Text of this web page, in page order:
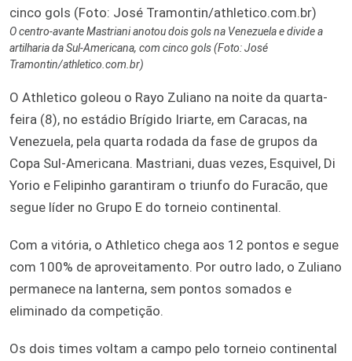
O centro-avante Mastriani anotou dois gols na Venezuela e divide a
artilharia da Sul-Americana, com cinco gols (Foto: José
Tramontin/athletico.com.br)
O Athletico goleou o Rayo Zuliano na noite da quarta-
feira (8), no estádio Brígido Iriarte, em Caracas, na
Venezuela, pela quarta rodada da fase de grupos da
Copa Sul-Americana. Mastriani, duas vezes, Esquivel, Di
Yorio e Felipinho garantiram o triunfo do Furacão, que
segue líder no Grupo E do torneio continental.
Com a vitória, o Athletico chega aos 12 pontos e segue
com 100% de aproveitamento. Por outro lado, o Zuliano
permanece na lanterna, sem pontos somados e
eliminado da competição.
Os dois times voltam a campo pelo torneio continental